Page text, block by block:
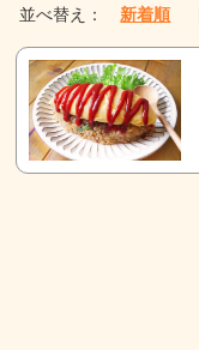
並べ替え： 新着順